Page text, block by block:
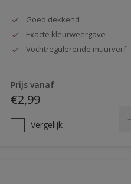
Goed dekkend
Exacte kleurweergave
Vochtregulerende muurverf
Prijs vanaf
€2,99
Vergelijk